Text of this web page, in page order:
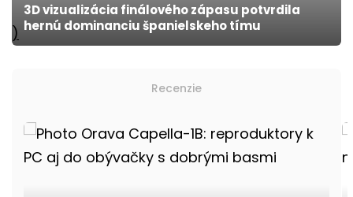
)
3D vizualizácia finálového zápasu potvrdila
hernú dominanciu španielskeho tímu
Recenzie